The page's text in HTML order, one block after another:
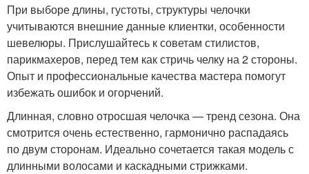
При выборе длины, густоты, структуры челочки
учитываются внешние данные клиентки, особенности
шевелюры. Прислушайтесь к советам стилистов,
парикмахеров, перед тем как стричь челку на 2 стороны.
Опыт и профессиональные качества мастера помогут
избежать ошибок и огорчений.
Длинная, словно отросшая челочка — тренд сезона. Она
смотрится очень естественно, гармонично распадаясь
по двум сторонам. Идеально сочетается такая модель с
длинными волосами и каскадными стрижками.